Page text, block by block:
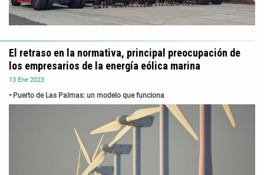
13 Ene 2023
Puerto de Las Palmas: un modelo que funciona
El retraso en la normativa, principal preocupación de
los empresarios de la energía eólica marina